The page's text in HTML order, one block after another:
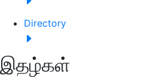
Directory
இதழ்கள்